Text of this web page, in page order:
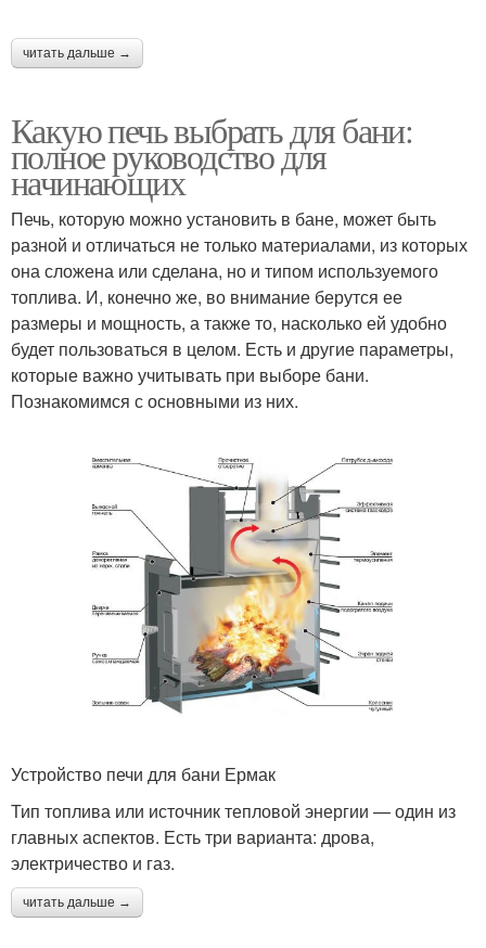
читать дальше →
Какую печь выбрать для бани:
полное руководство для
начинающих
Печь, которую можно установить в бане, может быть
разной и отличаться не только материалами, из которых
она сложена или сделана, но и типом используемого
топлива. И, конечно же, во внимание берутся ее
размеры и мощность, а также то, насколько ей удобно
будет пользоваться в целом. Есть и другие параметры,
которые важно учитывать при выборе бани.
Познакомимся с основными из них.
Устройство печи для бани Ермак
Тип топлива или источник тепловой энергии — один из
главных аспектов. Есть три варианта: дрова,
электричество и газ.
читать дальше →